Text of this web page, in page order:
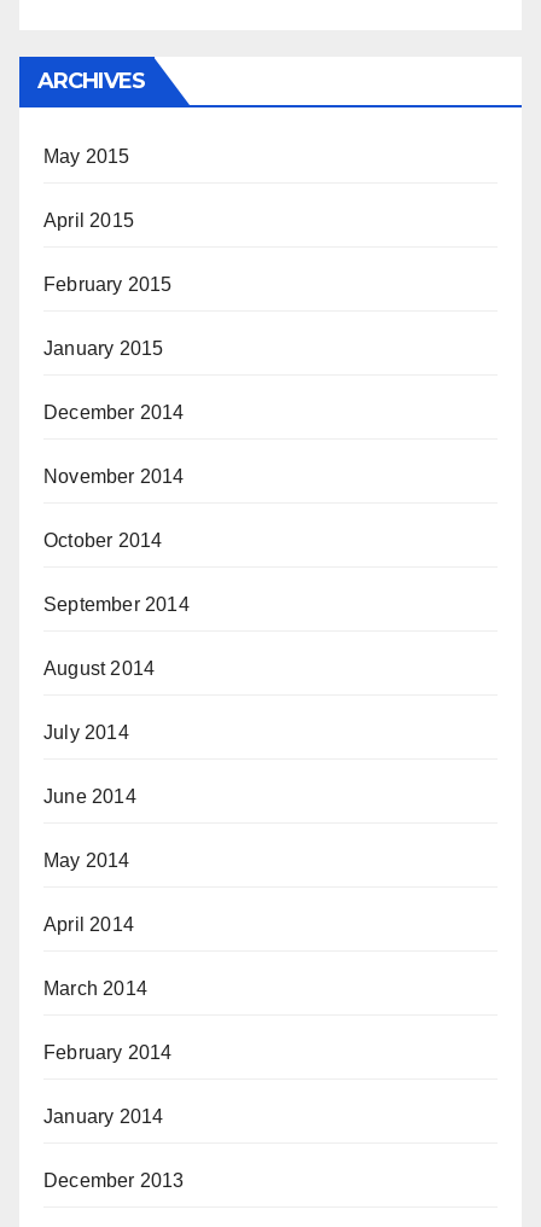
ARCHIVES
May 2015
April 2015
February 2015
January 2015
December 2014
November 2014
October 2014
September 2014
August 2014
July 2014
June 2014
May 2014
April 2014
March 2014
February 2014
January 2014
December 2013